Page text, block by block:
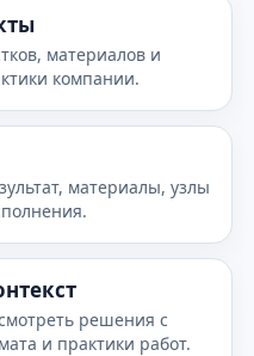
материалов и
компании.
материалы, узлы
решения с
и практики работ.